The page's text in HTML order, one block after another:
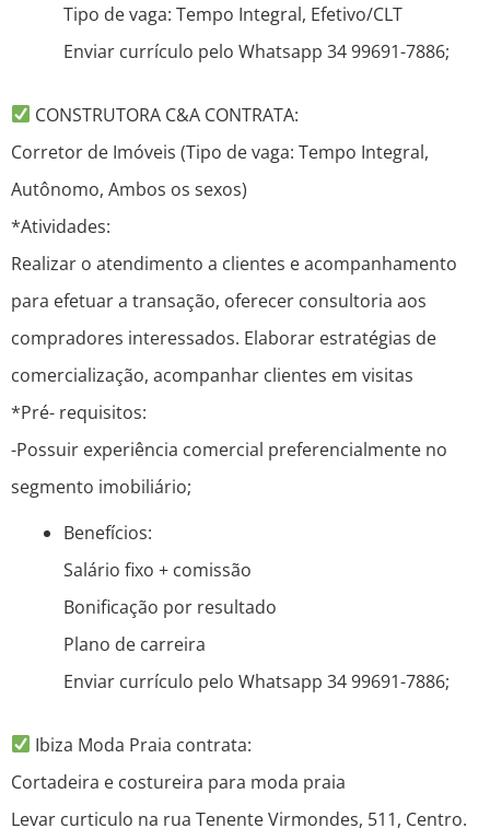
Tipo de vaga: Tempo Integral, Efetivo/CLT
Enviar currículo pelo Whatsapp 34 99691-7886;
CONSTRUTORA C&A CONTRATA:
Corretor de Imóveis (Tipo de vaga: Tempo Integral,
Autônomo, Ambos os sexos)
*Atividades:
Realizar o atendimento a clientes e acompanhamento
para efetuar a transação, oferecer consultoria aos
compradores interessados. Elaborar estratégias de
comercialização, acompanhar clientes em visitas
*Pré- requisitos:
-Possuir experiência comercial preferencialmente no
segmento imobiliário;
Benefícios:
Salário fixo + comissão
Bonificação por resultado
Plano de carreira
Enviar currículo pelo Whatsapp 34 99691-7886;
Ibiza Moda Praia contrata:
Cortadeira e costureira para moda praia
Levar curticulo na rua Tenente Virmondes, 511, Centro.